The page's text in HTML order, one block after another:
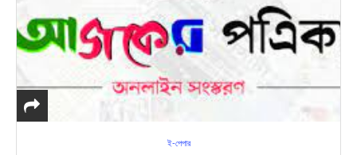
ই-পেপার